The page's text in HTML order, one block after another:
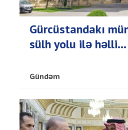
Gürcüstandakı
sülh yolu ilə həlli...
Gündəm